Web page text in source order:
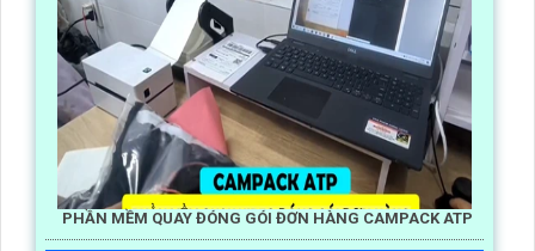
PHẦN MỀM QUAY ĐÓNG GÓI ĐƠN HÀNG CAMPACK ATP